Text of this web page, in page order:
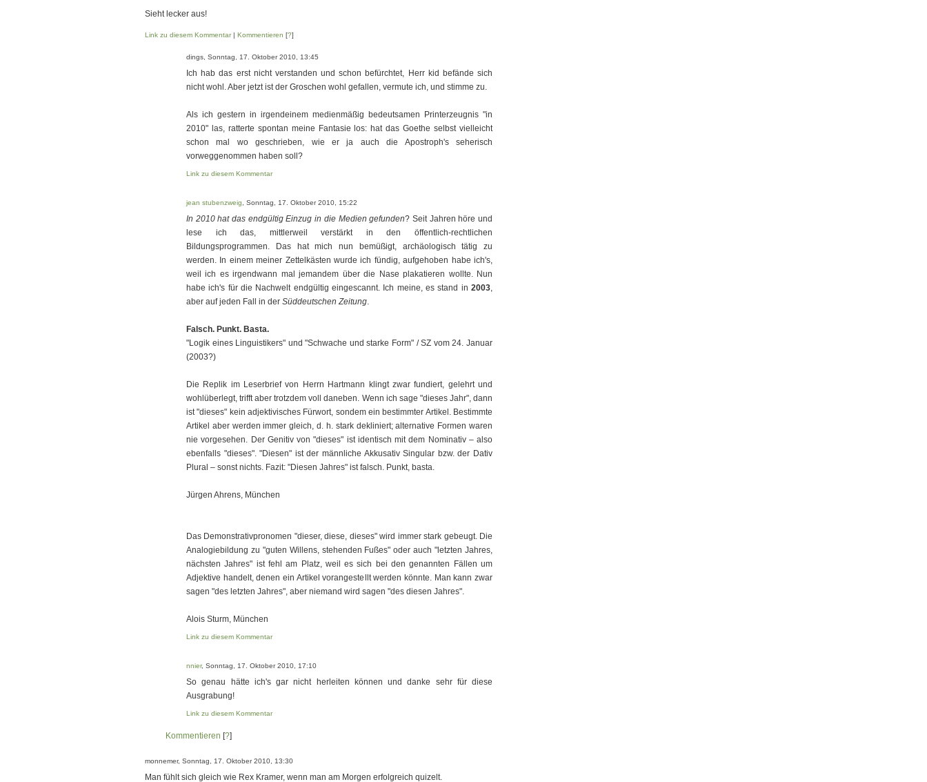
Sieht lecker aus!
Link zu diesem Kommentar| Kommentieren [?]
dings, Sonntag, 17. Oktober 2010, 13:45
Ich hab das erst nicht verstanden und schon befürchtet, Herr kid befände sich
nicht wohl. Aber jetzt ist der Groschen wohl gefallen, vermute ich, und stimme zu.
Als ich gestern in irgendeinem medienmäßig bedeutsamen Printerzeugnis "in
2010" las, ratterte spontan meine Fantasie los: hat das Goethe selbst vielleicht
schon mal wo geschrieben, wie er ja auch die Apostroph's seherisch
vorweggenommen haben soll?
Link zu diesem Kommentar
jean stubenzweig , Sonntag, 17. Oktober 2010, 15:22
In 2010 hat das endgültig Einzug in die Medien gefunden? Seit Jahren höre und
lese ich das, mittlerweil verstärkt in den öffentlich-rechtlichen
Bildungsprogrammen. Das hat mich nun bemüßigt, archäologisch tätig zu
werden. In einem meiner Zettelkästen wurde ich fündig, aufgehoben habe ich's,
weil ich es irgendwann mal jemandem über die Nase plakatieren wollte. Nun
habe ich's für die Nachwelt endgültig eingescannt. Ich meine, es stand in 2003,
aber auf jeden Fall in der Süddeutschen Zeitung.
Falsch. Punkt. Basta.
"Logik eines Linguistikers" und "Schwache und starke Form" / SZ vom 24. Januar
(2003?)
Die Replik im Leserbrief von Herrn Hartmann klingt zwar fundiert, gelehrt und
wohlüberlegt, trifft aber trotzdem voll daneben. Wenn ich sage "dieses Jahr", dann
ist "dieses" kein adjektivisches Fürwort, sondem ein bestimmter Artikel. Bestimmte
Artikel aber werden immer gleich, d. h. stark dekliniert; alternative Formen waren
nie vorgesehen. Der Genitiv von "dieses" ist identisch mit dem Nominativ – also
ebenfalls "dieses". "Diesen" ist der männliche Akkusativ Singular bzw. der Dativ
Plural – sonst nichts. Fazit: "Diesen Jahres" ist falsch. Punkt, basta.
Jürgen Ahrens, München
Das Demonstrativpronomen "dieser, diese, dieses" wird immer stark gebeugt. Die
Analogiebildung zu "guten Willens, stehenden Fußes" oder auch "letzten Jahres,
nächsten Jahres" ist fehl am Platz, weil es sich bei den genannten Fällen um
Adjektive handelt, denen ein Artikel vorangestellt werden könnte. Man kann zwar
sagen "des letzten Jahres", aber niemand wird sagen "des diesen Jahres".
Alois Sturm, München
Link zu diesem Kommentar
nnier, Sonntag, 17. Oktober 2010, 17:10
So genau hätte ich's gar nicht herleiten können und danke sehr für diese
Ausgrabung!
Link zu diesem Kommentar
Kommentieren [?]
monnemer, Sonntag, 17. Oktober 2010, 13:30
Man fühlt sich gleich wie Rex Kramer, wenn man am Morgen erfolgreich quizelt.